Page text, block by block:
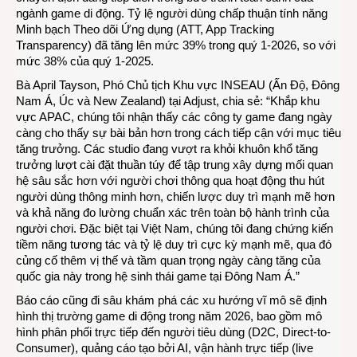
ngành game di động. Tỷ lệ người dùng chấp thuận tính năng
Minh bạch Theo dõi Ứng dụng (ATT, App Tracking
Transparency) đã tăng lên mức 39% trong quý 1-2026, so với
mức 38% của quý 1-2025.
Bà April Tayson, Phó Chủ tịch Khu vực INSEAU (Ấn Độ, Đông
Nam Á, Úc và New Zealand) tại Adjust, chia sẻ: “Khắp khu
vực APAC, chúng tôi nhận thấy các công ty game đang ngày
càng cho thấy sự bài bản hơn trong cách tiếp cận với mục tiêu
tăng trưởng. Các studio đang vượt ra khỏi khuôn khổ tăng
trưởng lượt cài đặt thuần túy để tập trung xây dựng mối quan
hệ sâu sắc hơn với người chơi thông qua hoạt động thu hút
người dùng thông minh hơn, chiến lược duy trì mạnh mẽ hơn
và khả năng đo lường chuẩn xác trên toàn bộ hành trình của
người chơi. Đặc biệt tại Việt Nam, chúng tôi đang chứng kiến
tiềm năng tương tác và tỷ lệ duy trì cực kỳ mạnh mẽ, qua đó
củng cố thêm vị thế và tầm quan trọng ngày càng tăng của
quốc gia này trong hệ sinh thái game tại Đông Nam Á.”
Báo cáo cũng đi sâu khám phá các xu hướng vĩ mô sẽ định
hình thị trường game di động trong năm 2026, bao gồm mô
hình phân phối trực tiếp đến người tiêu dùng (D2C, Direct-to-
Consumer), quảng cáo tạo bởi AI, vận hành trực tiếp (live